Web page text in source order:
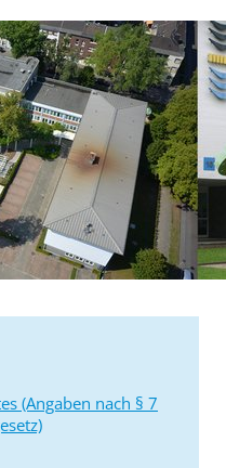
(Angaben nach § 7